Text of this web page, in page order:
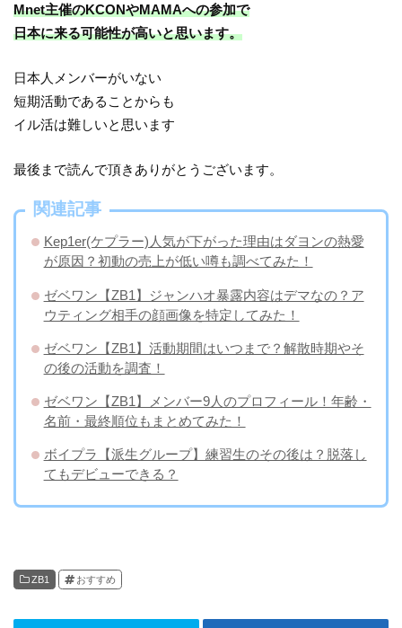
Mnet主催のKCONやMAMAへの参加で
日本に来る可能性が高いと思います。
日本人メンバーがいない
短期活動であることからも
イル活は難しいと思います
最後まで読んで頂きありがとうございます。
関連記事
Kep1er(ケプラー)人気が下がった理由はダヨンの熱愛
が原因？初動の売上が低い噂も調べてみた！
ゼベワン【ZB1】ジャンハオ暴露内容はデマなの？ア
ウティング相手の顔画像を特定してみた！
ゼベワン【ZB1】活動期間はいつまで？解散時期やそ
の後の活動を調査！
ゼベワン【ZB1】メンバー9人のプロフィール！年齢・
名前・最終順位もまとめてみた！
ボイプラ【派生グループ】練習生のその後は？脱落し
てもデビューできる？
ZB1 おすすめ